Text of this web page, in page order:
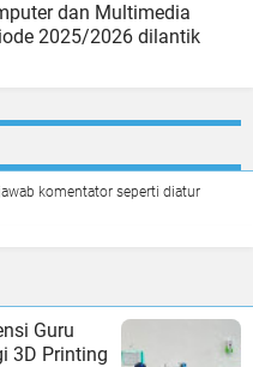
dan Multimedia
Periode 2025/2026 dilantik
komentator seperti diatur
Guru
3D Printing